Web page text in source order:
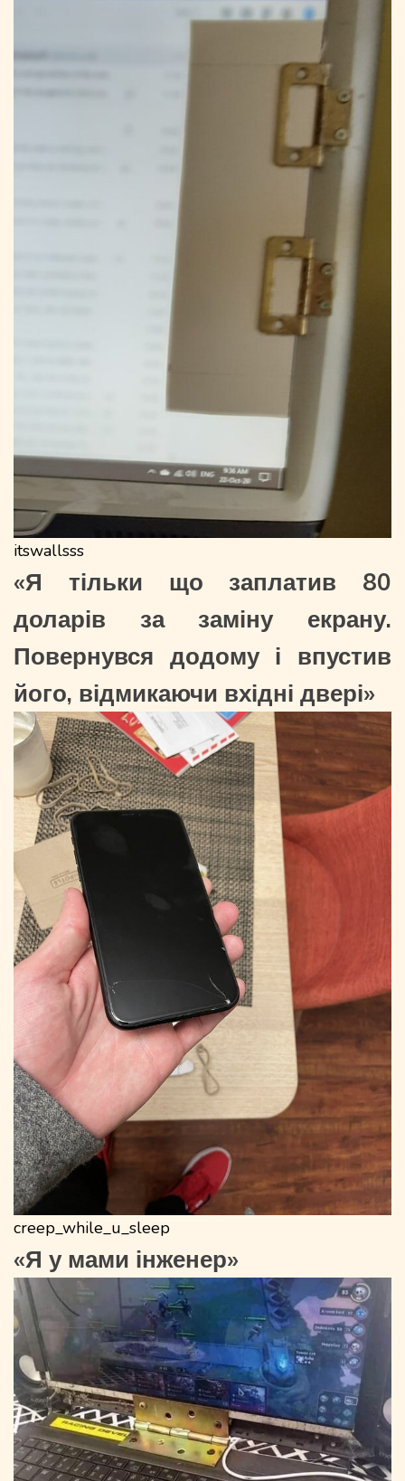
itswallsss
«Я тільки що заплатив 80
доларів за заміну екрану.
Повернувся додому і впустив
його, відмикаючи вхідні двері»
creep_while_u_sleep
«Я у мами інженер»